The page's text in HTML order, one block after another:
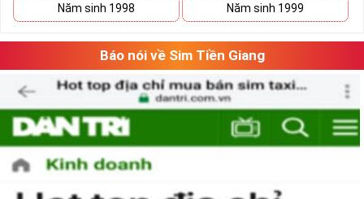
Năm sinh 1998 Năm sinh 1999
Báo nói về Sim Tiền Giang